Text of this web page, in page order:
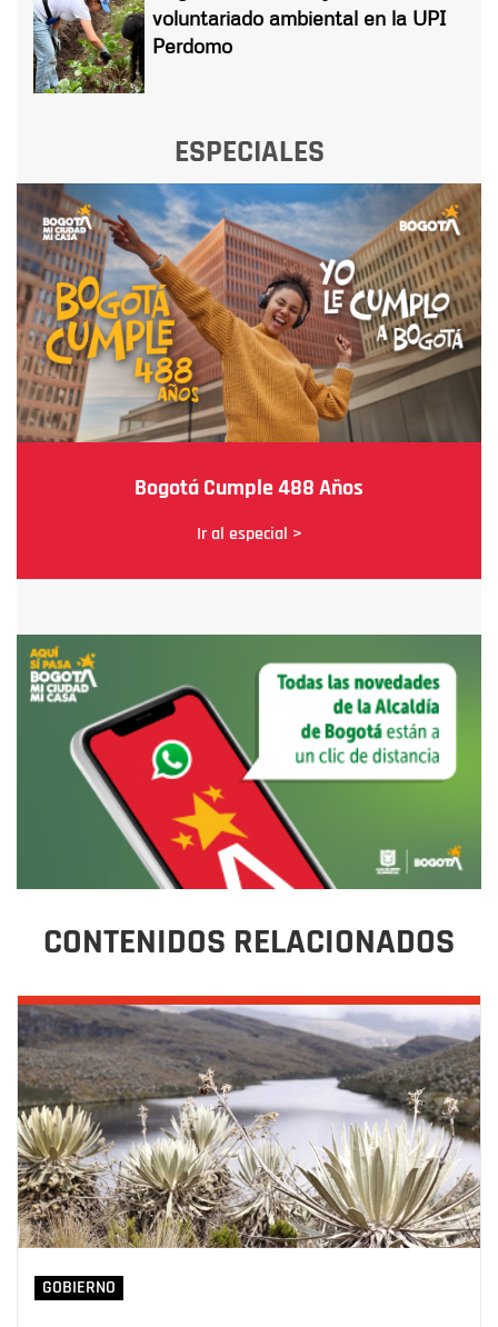
voluntariado ambiental en la UPI
Perdomo
ESPECIALES
Bogotá Cumple 488 Años
Ir al especial >
CONTENIDOS RELACIONADOS
GOBIERNO